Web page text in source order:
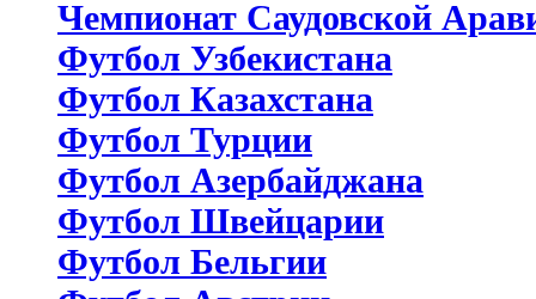
Чемпионат Саудовской
Футбол Узбекистана
Футбол Казахстана
Футбол Турции
Футбол Азербайджана
Футбол Швейцарии
Футбол Бельгии